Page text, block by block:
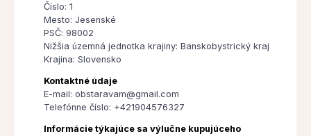
Číslo: 1
Mesto: Jesenské
PSČ: 98002
Nižšia územná jednotka krajiny: Banskobystrický kraj
Krajina: Slovensko
Kontaktné údaje
E-mail: obstaravam@gmail.com
Telefónne číslo: +421904576327
Informácie týkajúce sa výlučne kupujúceho